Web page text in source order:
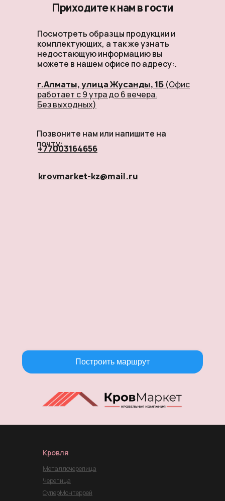
Приходите к нам в гости
Построить маршрут
Посмотреть образцы продукции и
комплектующих, а так же узнать
недостающую информацию вы
можете в нашем офисе по адресу:.
г.Алматы, улица Жусанды, 1Б (Офис
работает с 9 утра до 6 вечера.
Без выходных)
+77003164656
krovmarket-kz@mail.ru
Позвоните нам или напишите на
почту:
Кровля
Металлочерепица
Черепица
СуперМонтеррей